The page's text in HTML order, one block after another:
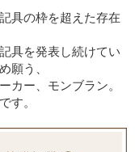
具の枠を超えた存在
具を発表し続けてい
願う、
カー、モンブラン。
す。